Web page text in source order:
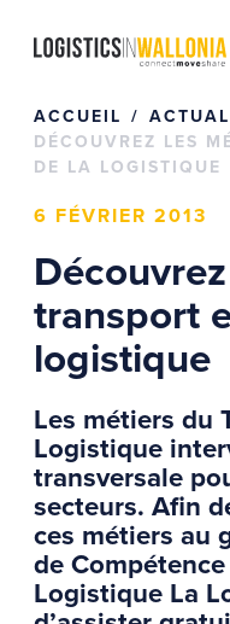
ACCUEIL
DÉCOUVREZ LES
DE LA LOGISTIQUE
6 FÉVRIER 2013
transport
logistique
Les métiers du
Logistique
transversale
secteurs. Afin
ces métiers au
de
Logistique La